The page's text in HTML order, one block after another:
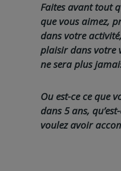
Faites avant tout
que vous aimez,
dans votre
plaisir dans votre
ne sera plus
Ou est-ce ce que
dans 5 ans,
voulez avoir